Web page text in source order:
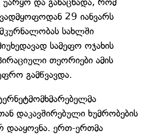
29 იანვარს
სახლში
სამეფო ოჯახის
თეორიები ამის
გამწვავდა.
დაკავშირებული ხუმრობების
დააყოვნა. ერთ-ერთმა